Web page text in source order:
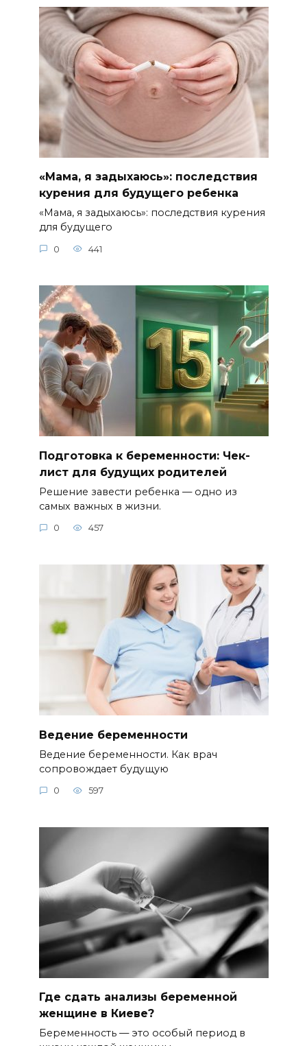
«Мама, я задыхаюсь»: последствия
курения для будущего ребенка
«Мама, я задыхаюсь»: последствия курения
для будущего
0 441
Подготовка к беременности: Чек-
лист для будущих родителей
Решение завести ребенка — одно из
самых важных в жизни.
0 457
Ведение беременности
Ведение беременности. Как врач
сопровождает будущую
0 597
Где сдать анализы беременной
женщине в Киеве?
Беременность — это особый период в